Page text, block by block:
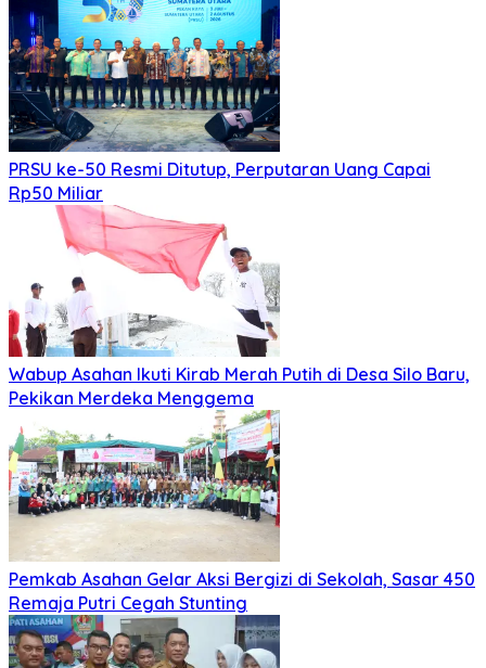
PRSU ke-50 Resmi Ditutup, Perputaran Uang Capai
Rp50 Miliar
Wabup Asahan Ikuti Kirab Merah Putih di Desa Silo Baru,
Pekikan Merdeka Menggema
Pemkab Asahan Gelar Aksi Bergizi di Sekolah, Sasar 450
Remaja Putri Cegah Stunting